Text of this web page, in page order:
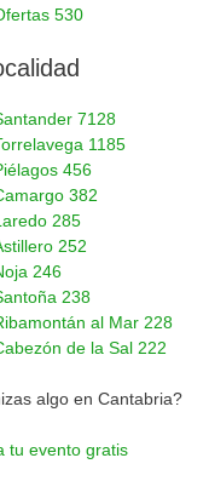
530
7128
1185
456
382
285
252
246
238
al Mar 228
de la Sal 222
algo en Cantabria?
tu evento gratis